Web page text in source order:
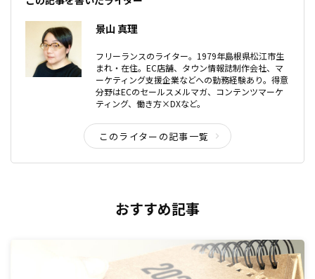
景山 真理
フリーランスのライター。1979年島根県松江市生
まれ・在住。EC店舗、タウン情報誌制作会社、マ
ーケティング支援企業などへの勤務経験あり。得意
分野はECのセールスメルマガ、コンテンツマーケ
ティング、働き方×DXなど。
このライターの記事一覧
おすすめ記事